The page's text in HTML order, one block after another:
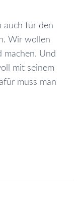
auch für den
Wir wollen
machen. Und
mit seinem
muss man